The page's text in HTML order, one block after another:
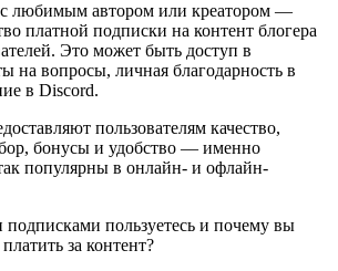
любимым автором или креатором —
платной подписки на контент блогера
Это может быть доступ в
на вопросы, личная благодарность в
в Discord.
пользователям качество,
бонусы и удобство — именно
популярны в онлайн- и офлайн-
подписками пользуетесь и почему вы
за контент?